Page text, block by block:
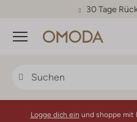
30 Tage
Menü
Logge dich ein und shoppe mit